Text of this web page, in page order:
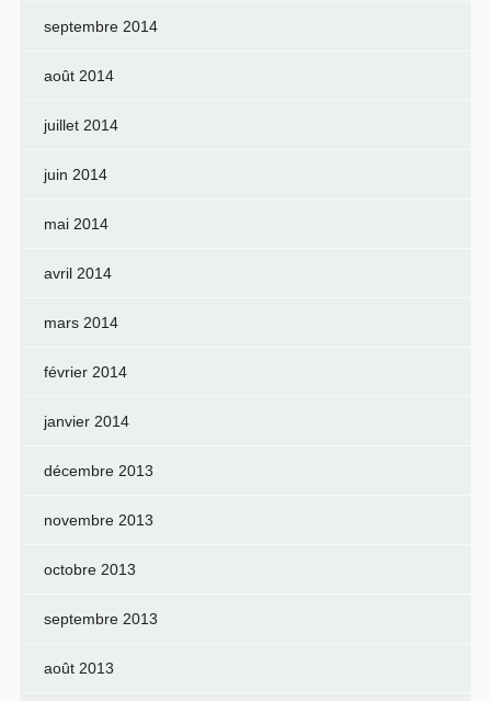
septembre 2014
août 2014
juillet 2014
juin 2014
mai 2014
avril 2014
mars 2014
février 2014
janvier 2014
décembre 2013
novembre 2013
octobre 2013
septembre 2013
août 2013